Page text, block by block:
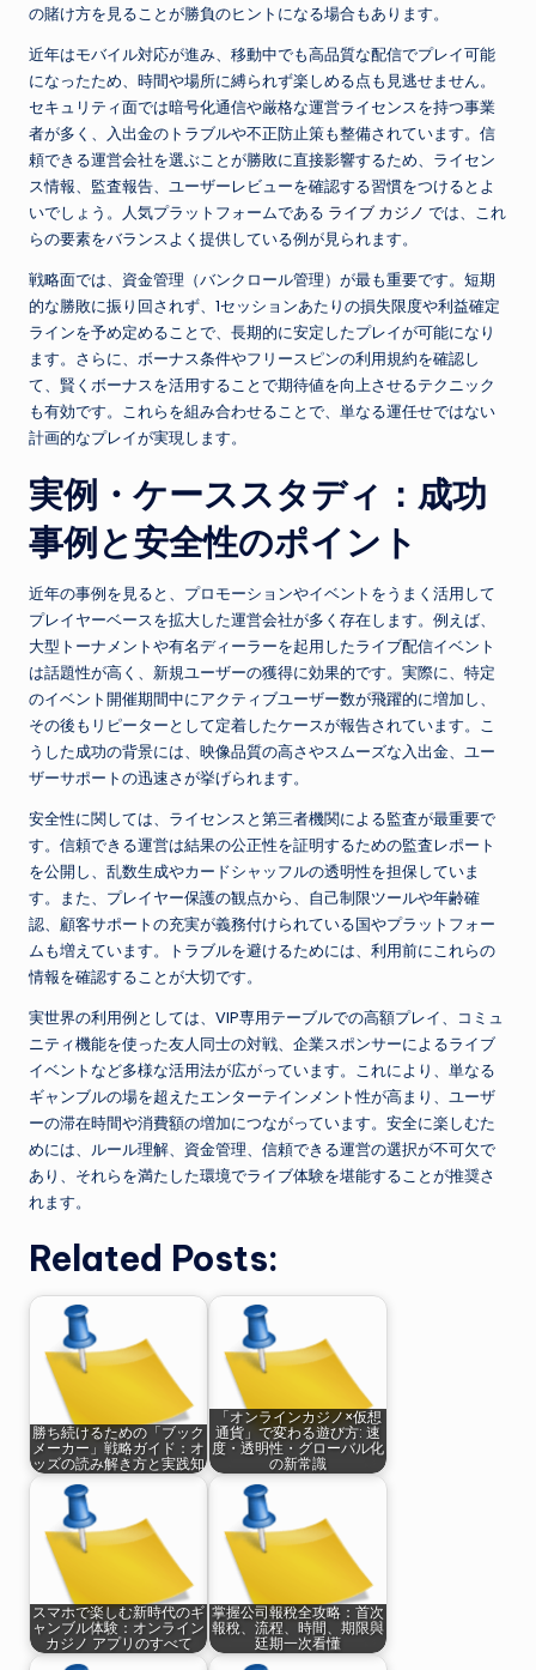
の賭け方を見ることが勝負のヒントになる場合もあります。
近年はモバイル対応が進み、移動中でも高品質な配信でプレイ可能
になったため、時間や場所に縛られず楽しめる点も見逃せません。
セキュリティ面では暗号化通信や厳格な運営ライセンスを持つ事業
者が多く、入出金のトラブルや不正防止策も整備されています。信
頼できる運営会社を選ぶことが勝敗に直接影響するため、ライセン
ス情報、監査報告、ユーザーレビューを確認する習慣をつけるとよ
いでしょう。人気プラットフォームである ライブ カジノ では、これ
らの要素をバランスよく提供している例が見られます。
戦略面では、資金管理（バンクロール管理）が最も重要です。短期
的な勝敗に振り回されず、1セッションあたりの損失限度や利益確定
ラインを予め定めることで、長期的に安定したプレイが可能になり
ます。さらに、ボーナス条件やフリースピンの利用規約を確認し
て、賢くボーナスを活用することで期待値を向上させるテクニック
も有効です。これらを組み合わせることで、単なる運任せではない
計画的なプレイが実現します。
実例・ケーススタディ：成功
事例と安全性のポイント
近年の事例を見ると、プロモーションやイベントをうまく活用して
プレイヤーベースを拡大した運営会社が多く存在します。例えば、
大型トーナメントや有名ディーラーを起用したライブ配信イベント
は話題性が高く、新規ユーザーの獲得に効果的です。実際に、特定
のイベント開催期間中にアクティブユーザー数が飛躍的に増加し、
その後もリピーターとして定着したケースが報告されています。こ
うした成功の背景には、映像品質の高さやスムーズな入出金、ユー
ザーサポートの迅速さが挙げられます。
安全性に関しては、ライセンスと第三者機関による監査が最重要で
す。信頼できる運営は結果の公正性を証明するための監査レポート
を公開し、乱数生成やカードシャッフルの透明性を担保していま
す。また、プレイヤー保護の観点から、自己制限ツールや年齢確
認、顧客サポートの充実が義務付けられている国やプラットフォー
ムも増えています。トラブルを避けるためには、利用前にこれらの
情報を確認することが大切です。
実世界の利用例としては、VIP専用テーブルでの高額プレイ、コミュ
ニティ機能を使った友人同士の対戦、企業スポンサーによるライブ
イベントなど多様な活用法が広がっています。これにより、単なる
ギャンブルの場を超えたエンターテインメント性が高まり、ユーザ
ーの滞在時間や消費額の増加につながっています。安全に楽しむた
めには、ルール理解、資金管理、信頼できる運営の選択が不可欠で
あり、それらを満たした環境でライブ体験を堪能することが推奨さ
れます。
Related Posts:
勝ち続けるための「ブック
メーカー」戦略ガイド：オ
ッズの読み解き方と実践知
「オンラインカジノ×仮想
通貨」で変わる遊び方: 速
度・透明性・グローバル化
の新常識
スマホで楽しむ新時代のギ
ャンブル体験：オンライン
カジノ アプリのすべて
掌握公司報稅全攻略：首次
報稅、流程、時間、期限與
廷期一次看懂